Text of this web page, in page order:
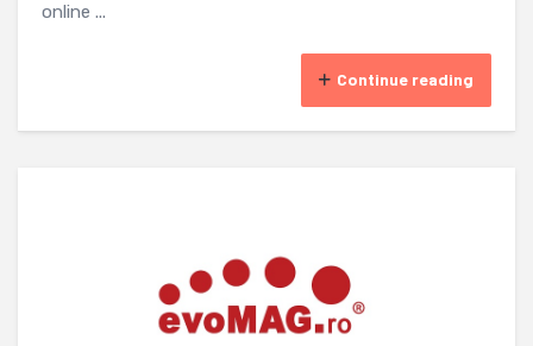
online ...
Continue reading